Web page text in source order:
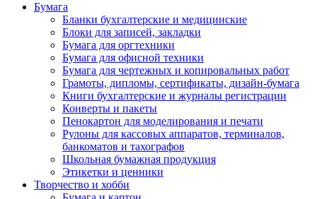
Бумага
Бланки бухгалтерские и медицинские
Блоки для записей, закладки
Бумага для оргтехники
Бумага для офисной техники
Бумага для чертежных и копировальных работ
Грамоты, дипломы, сертификаты, дизайн-бумага
Книги бухгалтерские и журналы регистрации
Конверты и пакеты
Пенокартон для моделирования и печати
Рулоны для кассовых аппаратов, терминалов,
банкоматов и тахографов
Школьная бумажная продукция
Этикетки и ценники
Творчество и хобби